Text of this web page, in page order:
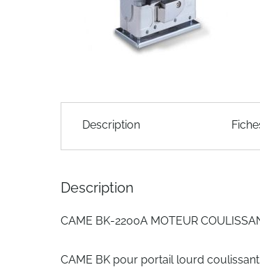
the
images
Description
Description
CAME BK-2200A MOTEUR
CAME BK pour portail lourd coulissant.